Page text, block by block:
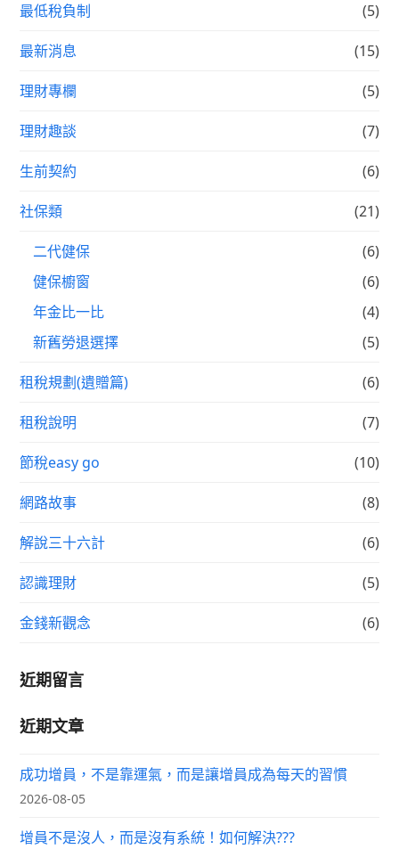
最低稅負制 (5)
最新消息 (15)
理財專欄 (5)
理財趣談 (7)
生前契約 (6)
社保類 (21)
二代健保
(6)
健保櫥窗
(6)
年金比一比
(4)
新舊勞退選擇
(5)
租稅規劃(遺贈篇) (6)
租稅說明 (7)
節稅easy go (10)
網路故事 (8)
解說三十六計 (6)
認識理財 (5)
金錢新觀念 (6)
近期留言
近期文章
成功增員，不是靠運氣，而是讓增員成為每天的習慣
2026-08-05
增員不是沒人，而是沒有系統！如何解決???